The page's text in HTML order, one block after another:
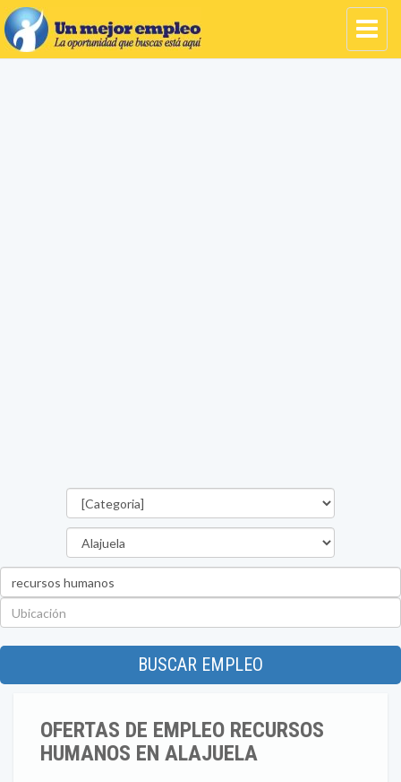
BUSCAR EMPLEO
OFERTAS DE EMPLEO RECURSOS
HUMANOS EN ALAJUELA